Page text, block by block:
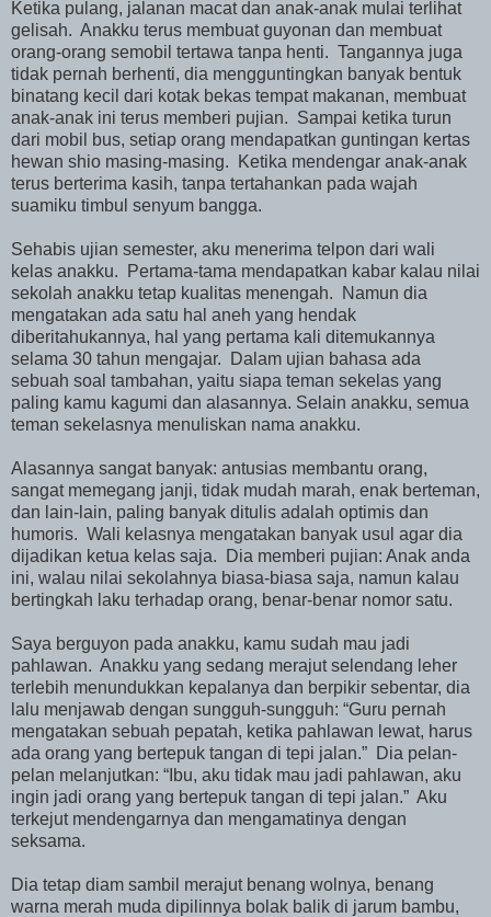
Ketika pulang, jalanan macat dan anak-anak mulai terlihat
gelisah. Anakku terus membuat guyonan dan membuat
orang-orang semobil tertawa tanpa henti. Tangannya juga
tidak pernah berhenti, dia mengguntingkan banyak bentuk
binatang kecil dari kotak bekas tempat makanan, membuat
anak-anak ini terus memberi pujian. Sampai ketika turun
dari mobil bus, setiap orang mendapatkan guntingan kertas
hewan shio masing-masing. Ketika mendengar anak-anak
terus berterima kasih, tanpa tertahankan pada wajah
suamiku timbul senyum bangga.
Sehabis ujian semester, aku menerima telpon dari wali
kelas anakku. Pertama-tama mendapatkan kabar kalau nilai
sekolah anakku tetap kualitas menengah. Namun dia
mengatakan ada satu hal aneh yang hendak
diberitahukannya, hal yang pertama kali ditemukannya
selama 30 tahun mengajar. Dalam ujian bahasa ada
sebuah soal tambahan, yaitu siapa teman sekelas yang
paling kamu kagumi dan alasannya. Selain anakku, semua
teman sekelasnya menuliskan nama anakku.
Alasannya sangat banyak: antusias membantu orang,
sangat memegang janji, tidak mudah marah, enak berteman,
dan lain-lain, paling banyak ditulis adalah optimis dan
humoris. Wali kelasnya mengatakan banyak usul agar dia
dijadikan ketua kelas saja. Dia memberi pujian: Anak anda
ini, walau nilai sekolahnya biasa-biasa saja, namun kalau
bertingkah laku terhadap orang, benar-benar nomor satu.
Saya berguyon pada anakku, kamu sudah mau jadi
pahlawan. Anakku yang sedang merajut selendang leher
terlebih menundukkan kepalanya dan berpikir sebentar, dia
lalu menjawab dengan sungguh-sungguh: “Guru pernah
mengatakan sebuah pepatah, ketika pahlawan lewat, harus
ada orang yang bertepuk tangan di tepi jalan.” Dia pelan-
pelan melanjutkan: “Ibu, aku tidak mau jadi pahlawan, aku
ingin jadi orang yang bertepuk tangan di tepi jalan.” Aku
terkejut mendengarnya dan mengamatinya dengan
seksama.
Dia tetap diam sambil merajut benang wolnya, benang
warna merah muda dipilinnya bolak balik di jarum bambu,